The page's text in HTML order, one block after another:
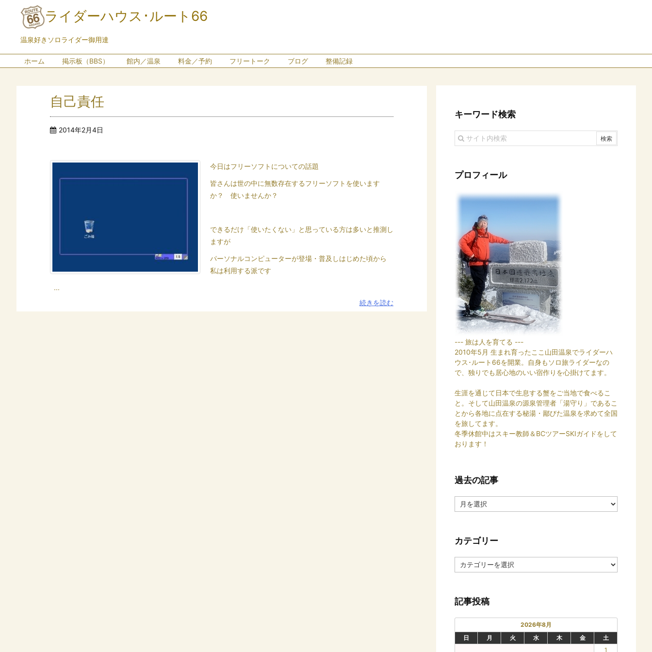
ライダーハウス･ルート66
温泉好きソロライダー御用達
ホーム 掲示板（BBS） 館内／温泉 料金／予約 フリートーク ブログ 整備記録
自己責任
2014年2月4日
今日はフリーソフトについての話題
皆さんは世の中に無数存在するフリーソフトを使います
か？ 使いませんか？
できるだけ「使いたくない」と思っている方は多いと推測し
ますが
パーソナルコンピューターが登場・普及しはじめた頃から
私は利用する派です
...
続きを読む
キーワード検索
プロフィール
--- 旅は人を育てる ---
2010年5月 生まれ育ったここ山田温泉でライダーハ
ウス･ルート66を開業。自身もソロ旅ライダーなの
で、独りでも居心地のいい宿作りを心掛けてます。
生涯を通じて日本で生息する蟹をご当地で食べるこ
と。そして山田温泉の源泉管理者「湯守り」であるこ
とから各地に点在する秘湯・鄙びた温泉を求めて全国
を旅してます。
冬季休館中はスキー教師＆BCツアーSKIガイドをして
おります！
過去の記事
去
事
カテゴリー
カ
テ
ー
記事投稿
2026年8月
日
月 火 水 木 金
土
1